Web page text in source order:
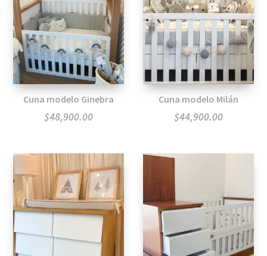
Cuna modelo Ginebra
$48,900.00
Cuna modelo Milán
$44,900.00